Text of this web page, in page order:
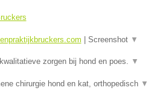
Screenshot ▼
zorgen bij hond en poes. ▼
chirurgie hond en kat, orthopedisch ▼